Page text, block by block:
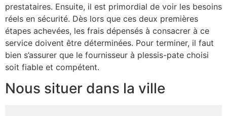
prestataires. Ensuite, il est primordial de voir les besoins
réels en sécurité. Dès lors que ces deux premières
étapes achevées, les frais dépensés à consacrer à ce
service doivent être déterminées. Pour terminer, il faut
bien s’assurer que le fournisseur à plessis-pate choisi
soit fiable et compétent.
Nous situer dans la ville